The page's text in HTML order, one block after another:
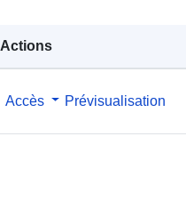
Actions
Accès Prévisualisation